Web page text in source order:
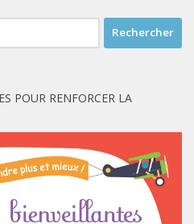
POUR RENFORCER LA